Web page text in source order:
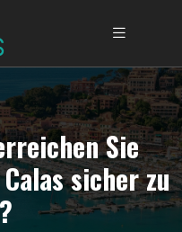
Sie
sicher zu